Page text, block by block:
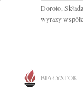
Doroto,
wyrazy
BIAŁYSTOK